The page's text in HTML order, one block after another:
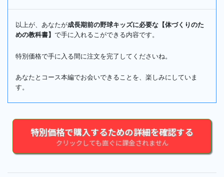
以上が、あなたが成長期前の野球キッズに必要な【体づくりのた
めの教科書】 で手に入れるこができる内容です。
特別価格で手に入る間に注文を完了してくださいね。
あなたとコース本編でお会いできることを、楽しみにしていま
す。
特別価格で購入するための詳細を確認する
クリックしても直ぐに課金されません